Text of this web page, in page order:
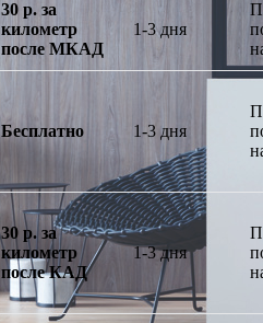
30 р. за
километр
после МКАД
1-3 дня
Бесплатно 1-3 дня
30 р. за
километр
после КАД
1-3 дня